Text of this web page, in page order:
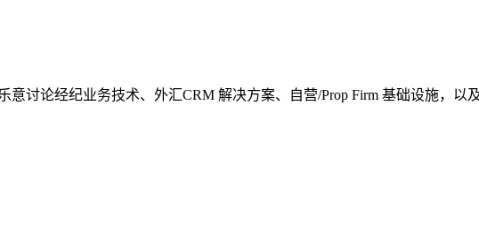
讨论经纪业务技术、外汇CRM 解决方案、自营/Prop Firm 基础设施，以